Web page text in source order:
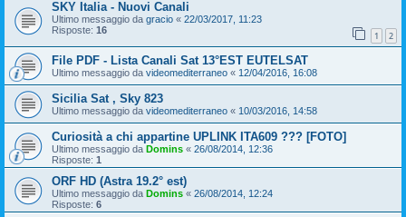
SKY Italia - Nuovi Canali
Ultimo messaggio da gracio « 22/03/2017, 11:23
Risposte: 16 1 2
File PDF - Lista Canali Sat 13°EST EUTELSAT
Ultimo messaggio da videomediterraneo « 12/04/2016, 16:08
Sicilia Sat , Sky 823
Ultimo messaggio da videomediterraneo « 10/03/2016, 14:58
Curiosità a chi appartine UPLINK ITA609 ??? [FOTO]
Ultimo messaggio da Domins « 26/08/2014, 12:36
Risposte: 1
ORF HD (Astra 19.2° est)
Ultimo messaggio da Domins « 26/08/2014, 12:24
Risposte: 6